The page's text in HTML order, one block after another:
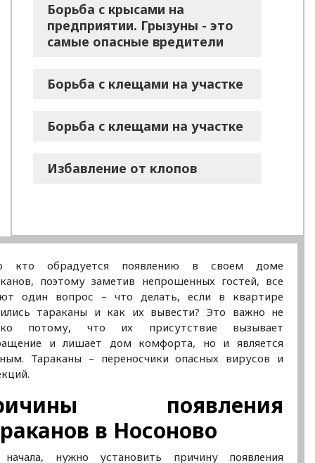
Борьба с крысами на
предприятии. Грызуны - это
самые опасные вредители
Борьба с клещами на участке
Борьба с клещами на участке
Избавление от клопов
кто обрадуется появлению в своем доме
поэтому заметив непрошенных гостей, все
один вопрос – что делать, если в квартире
тараканы и как их вывести? Это важно не
потому, что их присутствие вызывает
и лишает дом комфорта, но и является
Тараканы – переносчики опасных вирусов и
появления
в Носоново
нужно установить причину появления